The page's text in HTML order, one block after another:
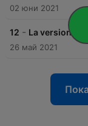
02 юни 2021
12 - La versione
26 май 2021